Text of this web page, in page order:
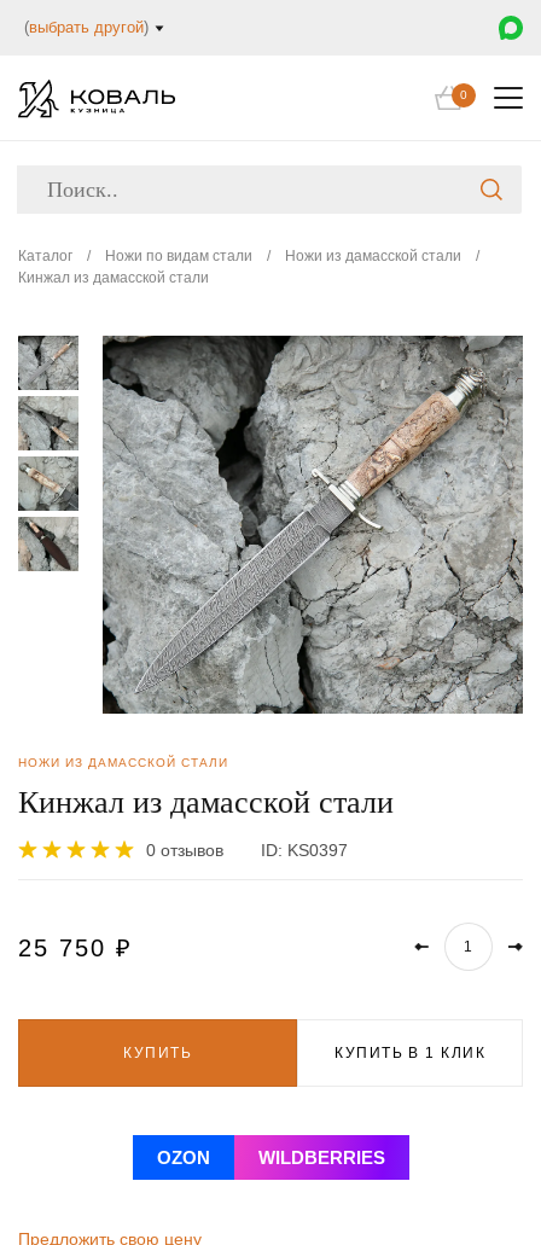
(выбрать другой)
0
Каталог / Ножи по видам стали / Ножи из дамасской стали
/
Кинжал из дамасской стали
НОЖИ ИЗ ДАМАССКОЙ СТАЛИ
Кинжал из дамасской стали
0 отзывов ID: KS0397
25 750 ₽
КУПИТЬ КУПИТЬ В 1 КЛИК
OZON WILDBERRIES
Предложить свою цену